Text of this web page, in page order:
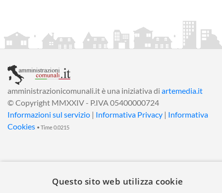
amministrazionicomunali.it è una iniziativa di artemedia.it
© Copyright MMXXIV - P.IVA 05400000724
Informazioni sul servizio | Informativa Privacy | Informativa
Cookies • Time 0.0215
Questo sito web utilizza cookie